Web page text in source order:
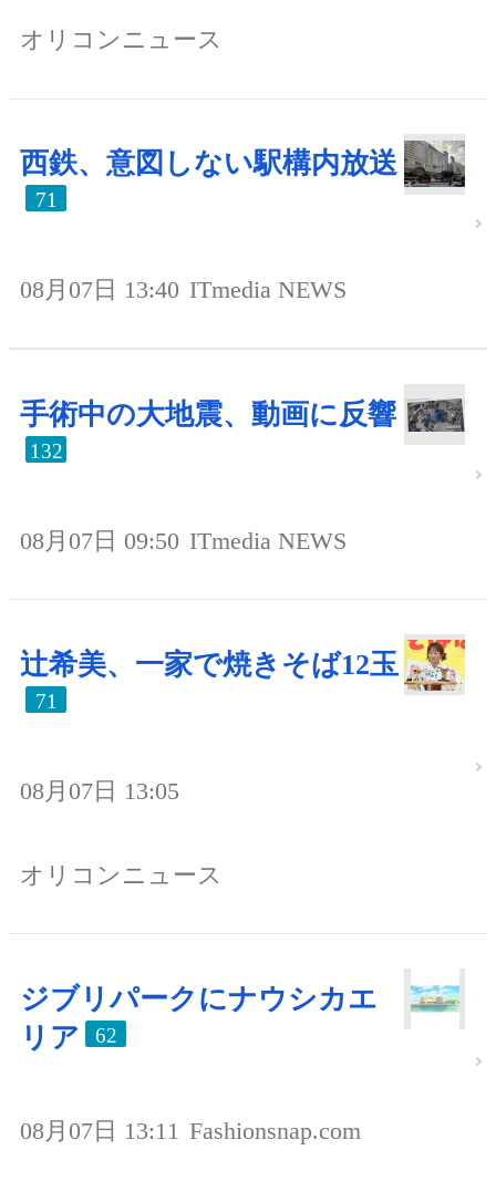
オリコンニュース
西鉄、意図しない駅構内放送
71
08月07日 13:40 ITmedia NEWS
手術中の大地震、動画に反響
132
08月07日 09:50 ITmedia NEWS
辻希美、一家で焼きそば12玉
71
08月07日 13:05
オリコンニュース
ジブリパークにナウシカエ
リア
62
08月07日 13:11 Fashionsnap.com